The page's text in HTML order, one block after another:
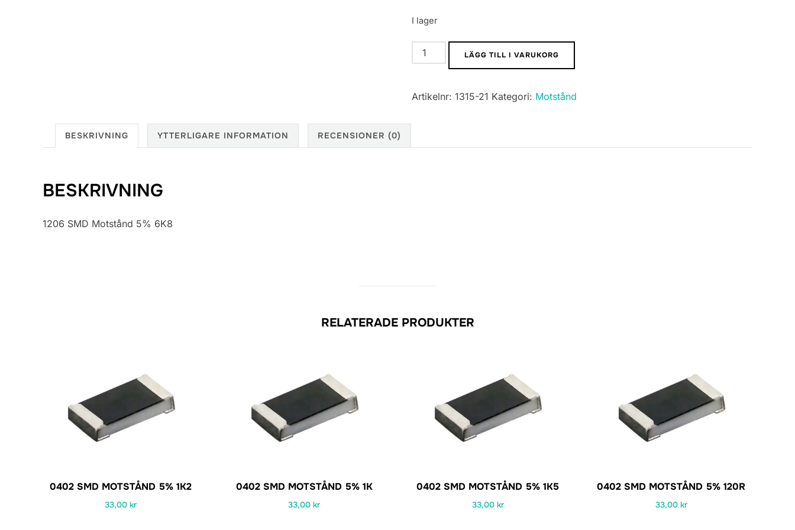
I lager
1206
SMD
5%
LÄGG TILL I VARUKORG
Artikelnr: 1315-21 Kategori: Motstånd
BESKRIVNING YTTERLIGARE INFORMATION RECENSIONER (0)
BESKRIVNING
1206 SMD Motstånd 5% 6K8
RELATERADE PRODUKTER
0402 SMD MOTSTÅND 5% 1K2
33,00kr
0402 SMD MOTSTÅND 5% 1K
33,00kr
0402 SMD MOTSTÅND 5% 1K5
33,00 kr
0402 SMD MOTSTÅND 5% 120R
33,00 kr